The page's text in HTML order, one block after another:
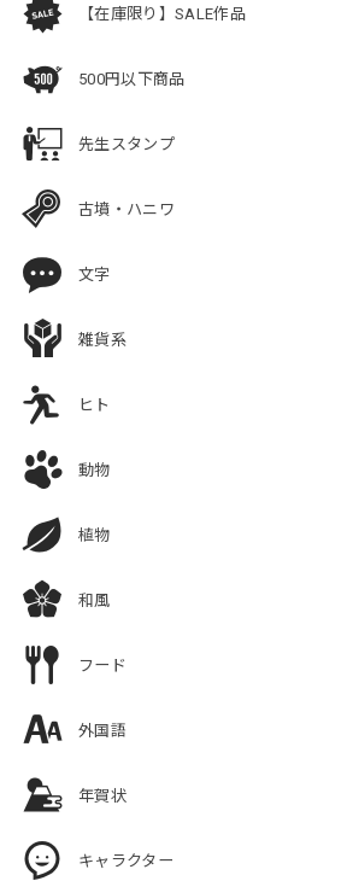
【在庫限り】SALE作品
500円以下商品
先生スタンプ
古墳・ハニワ
文字
雑貨系
ヒト
動物
植物
和風
フード
外国語
年賀状
キャラクター